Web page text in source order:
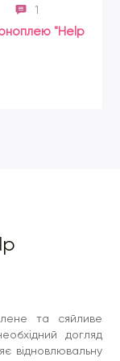
1
"Help
та сяйливе
догляд
відновлювальну